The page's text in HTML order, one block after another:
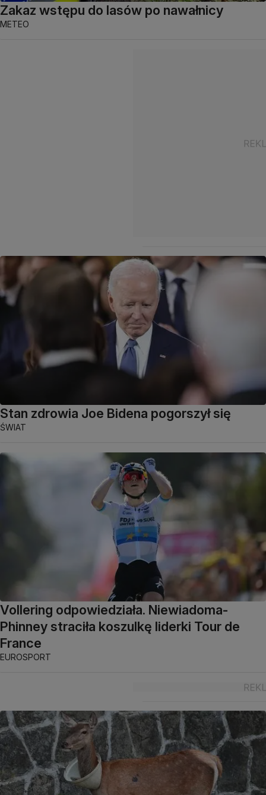
Zakaz wstępu do lasów po nawałnicy
METEO
Stan zdrowia Joe Bidena pogorszył się
ŚWIAT
Vollering odpowiedziała. Niewiadoma-
Phinney straciła koszulkę liderki Tour de
France
EUROSPORT